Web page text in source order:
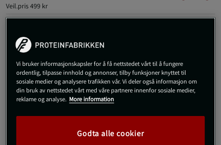
Veil.pris499 kr
Gi meg beskjed via e-post
!
Dette produktet er dessverre ikke i lager. Få beskjed når det
kommer på lager igen.
SKU #10003945_BL130R | EAN7321465845979
Vi bruker informasjonskapsler for å få nettstedet vårt til å fungere
ordentlig, tilpasse innhold og annonser, tilby funksjoner knyttet til
sosiale medier og analysere trafikken vår. Vi deler også informasjon om
din bruk av nettstedet vårt med våre partnere innenfor sosiale medier,
reklame og analyse. More information
Godta alle cookier